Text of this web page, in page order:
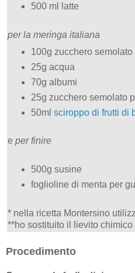
500 ml latte
per la meringa italiana
100g zucchero semolato
25g acqua
70g albumi
25g zucchero semolato
50ml sciroppo di frutti di
e per finire
500g susine
foglioline di menta per
* nella ricetta Montersino
**ho sostituito il lievito chimico
Procedimento